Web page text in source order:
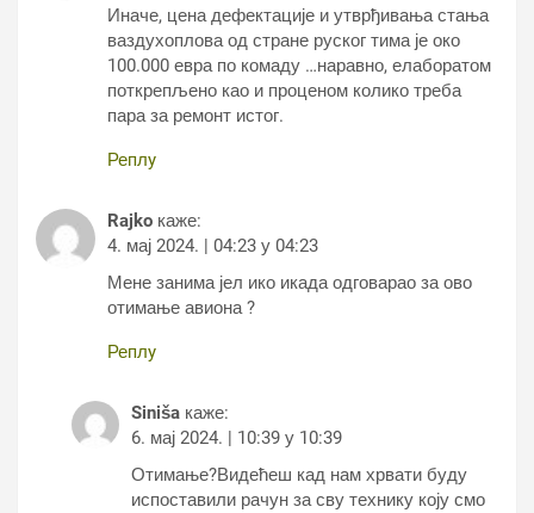
Иначе, цена дефектације и утврђивања стања
ваздухоплова од стране руског тима је око
100.000 евра по комаду …наравно, елаборатом
поткрепљено као и проценом колико треба
пара за ремонт истог.
Реплy
Rajko каже:
4. мај 2024. | 04:23 у 04:23
Мене занима јел ико икада одговарао за ово
отимање авиона ?
Реплy
Siniša каже:
6. мај 2024. | 10:39 у 10:39
Отимање?Видећеш кад нам хрвати буду
испоставили рачун за сву технику коју смо